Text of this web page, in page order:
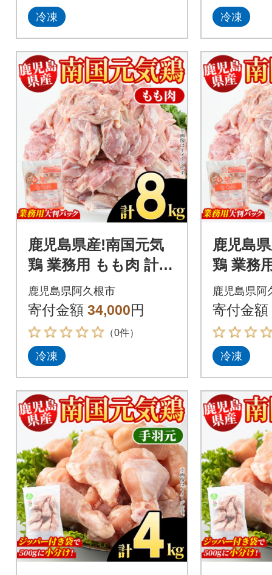
冷凍 冷凍
鹿児島県産!南国元気
鶏 業務用 もも肉 計8k
g(2kg×4P)【さるがく
水産】akn028-23
鹿児島県阿久根市
寄付金額 34,000円
（0件）
冷凍
鹿児島
鶏 業務
水産】
鹿児島県阿
寄付金額
冷凍